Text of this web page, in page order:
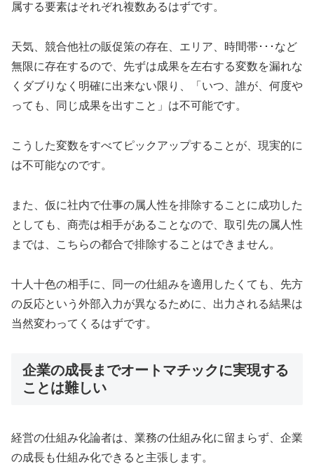
属する要素はそれぞれ複数あるはずです。
天気、競合他社の販促策の存在、エリア、時間帯･･･など
無限に存在するので、先ずは成果を左右する変数を漏れな
くダブりなく明確に出来ない限り、「いつ、誰が、何度や
っても、同じ成果を出すこと」は不可能です。
こうした変数をすべてピックアップすることが、現実的に
は不可能なのです。
また、仮に社内で仕事の属人性を排除することに成功した
としても、商売は相手があることなので、取引先の属人性
までは、こちらの都合で排除することはできません。
十人十色の相手に、同一の仕組みを適用したくても、先方
の反応という外部入力が異なるために、出力される結果は
当然変わってくるはずです。
企業の成長までオートマチックに実現する
ことは難しい
経営の仕組み化論者は、業務の仕組み化に留まらず、企業
の成長も仕組み化できると主張します。